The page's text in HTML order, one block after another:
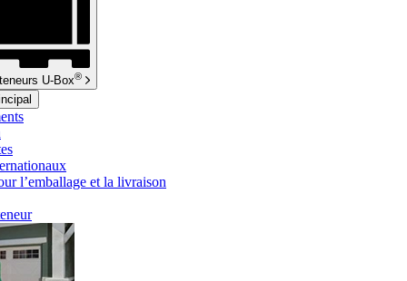
U-Box®
l’emballage et la livraison